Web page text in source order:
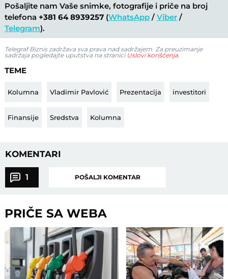
Pošaljite nam Vaše snimke, fotografije i priče na broj
telefona +381 64 8939257 (WhatsApp /Viber /
Telegram).
Telegraf Biznis zadržava sva prava nad sadržajem. Za preuzimanje
sadržaja pogledajte uputstva na stranici Uslovi korišćenja
TEME
Kolumna Vladimir Pavlović Prezentacija investitori
Finansije Sredstva Kolumna
KOMENTARI
1 POŠALJI KOMENTAR
PRIČE SA WEBA